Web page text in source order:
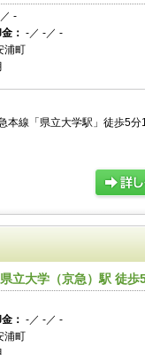
-
： -／ -／ -
浦町
本線「県立大学駅」徒歩5分
立大学（京急）駅 徒歩
： -／ -／ -
浦町